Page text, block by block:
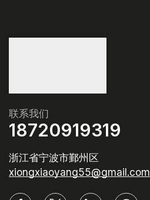
联系我们
18720919319
浙江省宁波市鄞州区
xiongxiaoyang55@gmail.com